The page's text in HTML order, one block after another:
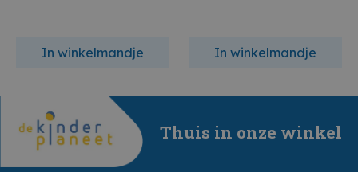
In winkelmandje In winkelmandje
Thuis in onze winkel